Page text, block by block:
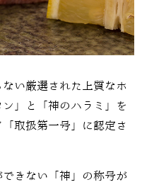
い厳選された上質なホ
」と「神のハラミ」を
取扱第一号」に認定さ
きない「神」の称号が